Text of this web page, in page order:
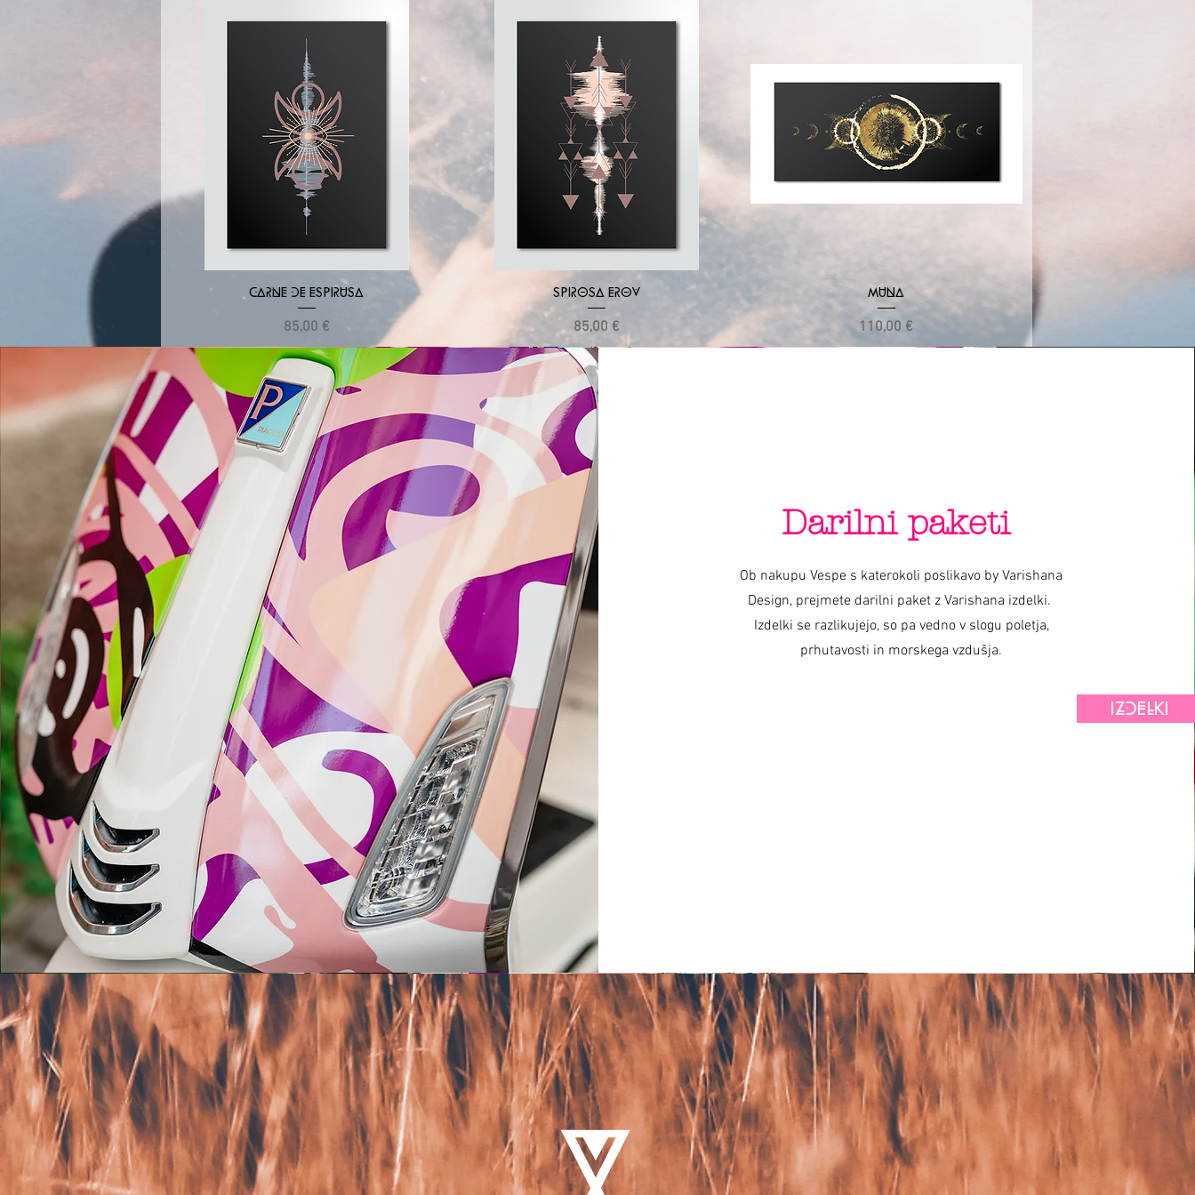
Vista rápida
CARNE DE ESPIRUSA
Precio
85,00 €
Vista rápida
SPIROSA EROV
Precio
85,00 €
Vista rápida
MUNA
Precio
110,00 €
Voz de Varishana © Infinity Photography _ Nadica Petrova (foto y video)
TRICICLO © 2019 foto Nik Vidmar
Bufandas © 2017 foto Katja Žagar
Presentador © 2019 foto Miro Majcen (para POPTV)
Darilni paketi
Ob nakupu Vespe s katerokoli poslikavo by Varishana
Design, prejmete darilni paket z Varishana izdelki.
Izdelki se razlikujejo, so pa vedno v slogu poletja,
prhutavosti in morskega vzdušja.
IZDELKI